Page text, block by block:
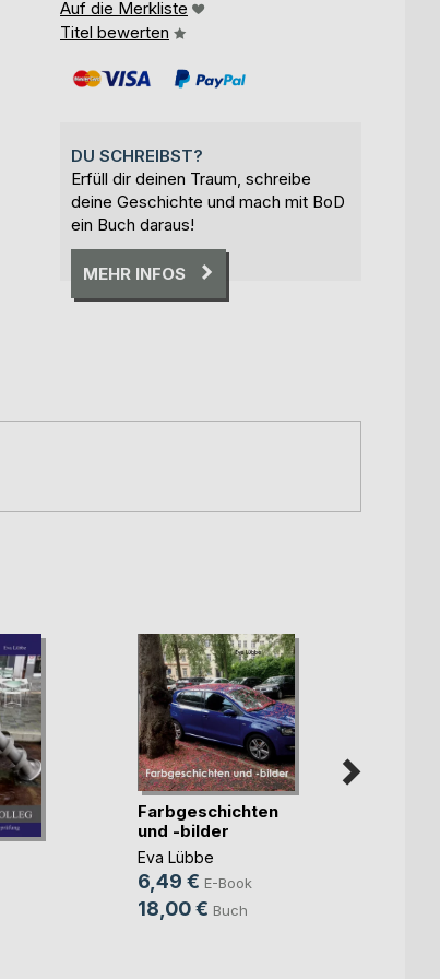
Auf die Merkliste
Titel bewerten
DU SCHREIBST?
Erfüll dir deinen Traum, schreibe
deine Geschichte und mach mit BoD
ein Buch daraus!
MEHR INFOS
Farbgeschichten
und -bilder
Eva Lübbe
6,49 € E-Book
18,00 € Buch